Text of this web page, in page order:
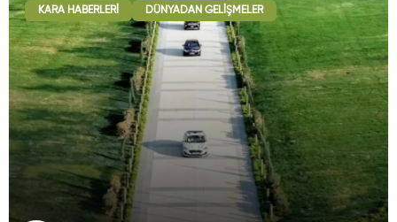
KARA HABERLERI DÜNYADAN GELIŞMELER